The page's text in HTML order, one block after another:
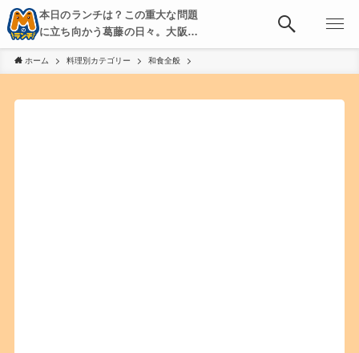
本日のランチは？この重大な問題
に立ち向かう葛藤の日々。大阪・
京都・神戸を中心とした食べ歩
き、飲み歩きを綴る。
ホーム 料理別カテゴリー 和食全般